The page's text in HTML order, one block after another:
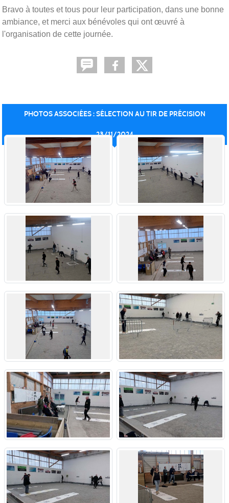
Bravo à toutes et tous pour leur participation, dans une bonne
ambiance, et merci aux bénévoles qui ont œuvré à
l'organisation de cette journée.
PHOTOS ASSOCIÉES : SÉLECTION AU TIR DE PRÉCISION
23/11/2024